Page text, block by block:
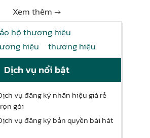
Xem thêm →
hộ thương hiệu
hiệu
thương hiệu
Dịch vụ nổi bật
vụ đăng ký nhãn hiệu giá rẻ
gói
vụ đăng ký bản quyền bài hát